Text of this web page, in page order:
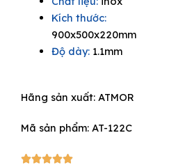
was:
4.400.000₫.
Kích thước:
900x500x220mm
Độ dày:1.1mm
Hãng sản xuất: ATMOR
Mã sản phẩm: AT-122C
5/5